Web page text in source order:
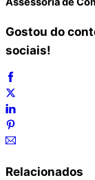
Gostou do
sociais!
Relacionados